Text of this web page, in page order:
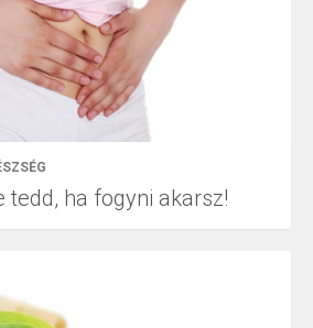
tedd, ha fogyni akarsz!